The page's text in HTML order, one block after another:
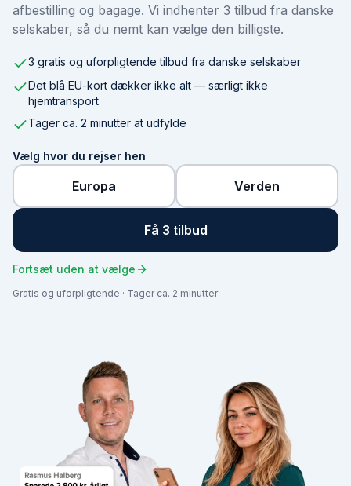
afbestilling og bagage. Vi indhenter 3 tilbud fra danske
selskaber, så du nemt kan vælge den billigste.
3 gratis og uforpligtende tilbud fra danske selskaber
Det blå EU-kort dækker ikke alt — særligt ikke
hjemtransport
Tager ca. 2 minutter at udfylde
Vælg hvor du rejser hen
Europa Verden
Få 3 tilbud
Fortsæt uden at vælge
Gratis og uforpligtende · Tager ca. 2 minutter